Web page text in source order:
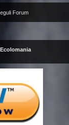
Forum